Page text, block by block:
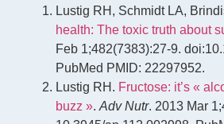
Lustig RH, Schmidt LA,
health: The toxic truth about
Feb 1;482(7383):27-9.
PubMed PMID: 22297952.
Lustig RH. Fructose: it’s «
buzz ».Adv Nutr. 2013 Mar